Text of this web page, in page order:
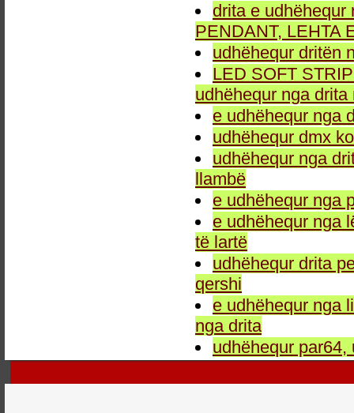
drita e udhëhequr
PENDANT, LEHTA
udhëhequr dritën
LED SOFT
udhëhequr nga
e udhëhequr nga
udhëhequr dmx
udhëhequr nga
llambë
e udhëhequr nga
e udhëhequr nga
të lartë
udhëhequr drita
qershi
e udhëhequr nga
nga drita
udhëhequr